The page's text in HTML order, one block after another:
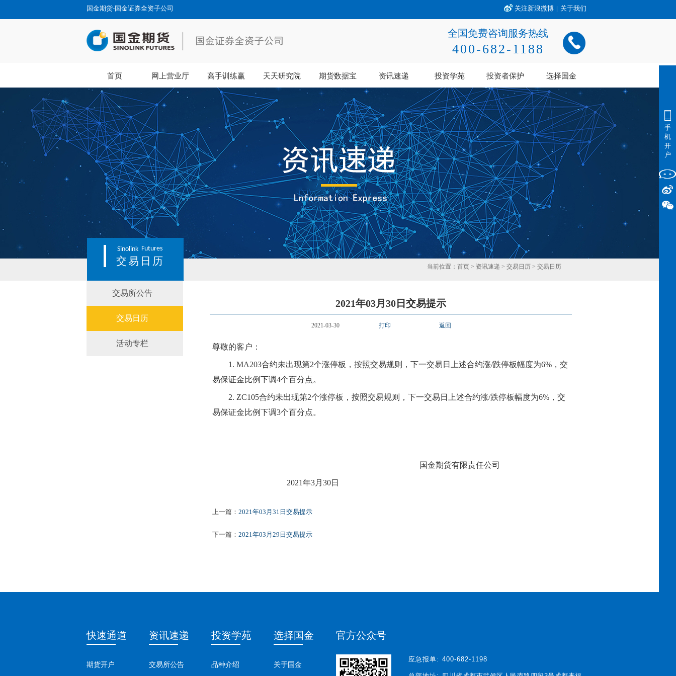
国金期货-国金证券全资子公司 关注新浪微博 | 关于我们
全国免费咨询服务热线
400-682-1188
首页 网上营业厅 高手训练赢 天天研究院 期货数据宝 资讯速递 投资学苑 投资者保护 选择国金
Sinolink Futures
交易日历 当前位置： 首页 > 资讯速递 > 交易日历 > 交易日历
交易所公告
交易日历
活动专栏
2021年03月30日交易提示
2021-03-30 打印 返回
尊敬的客户：
1. MA203合约未出现第2个涨停板，按照交易规则，下一交易日上述合约涨/跌停板幅度为6%，交
易保证金比例下调4个百分点。
2. ZC105合约未出现第2个涨停板，按照交易规则，下一交易日上述合约涨/跌停板幅度为6%，交
易保证金比例下调3个百分点。
国金期货有限责任公司
2021年3月 30日
上一篇： 2021年03月31日交易提示
下一篇： 2021年03月29日交易提示
快速通道
期货开户
资讯速递
交易所公告
投资学苑
品种介绍
选择国金
关于国金
官方公众号
应急报单: 400-682-1198
手
机
开
户